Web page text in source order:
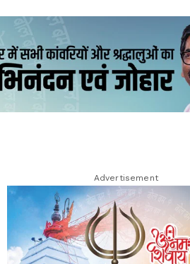
Advertisement